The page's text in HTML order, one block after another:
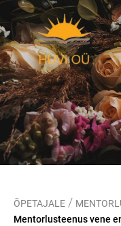
ÕPETAJALE /
Mentorlusteenus vene